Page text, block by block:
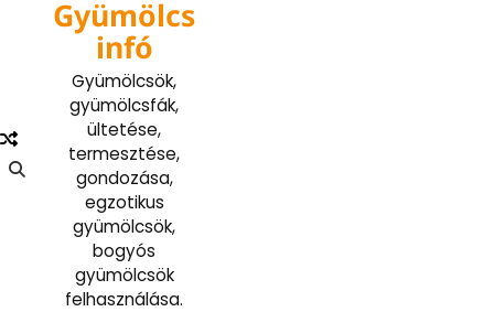
Gyümölcs
infó
Gyümölcsök,
gyümölcsfák,
ültetése,
termesztése,
gondozása,
egzotikus
gyümölcsök,
bogyós
gyümölcsök
felhasználása.